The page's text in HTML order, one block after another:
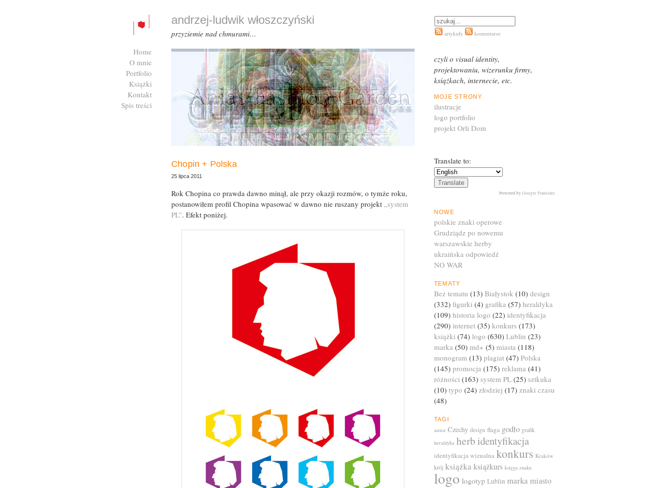
Chopin + Polska
25 lipca 2011
Rok Chopina co prawda dawno minął, ale przy okazji rozmów, o tymże roku,
postanowiłem profil Chopina wpasować w dawno nie ruszany projekt „system
PL”. Efekt poniżej.
Translate to:
Powered by Google Translate.
NOWE
polskie znaki operowe
Grudziądz po nowemu
warszawskie herby
ukraińska odpowiedź
NO WAR
TEMATY
Bez tematu (13) Białystok (10) design
(332) figurki (4) grafika (57) heraldyka
(109) historia logo (22) identyfikacja
(290) internet (35) konkurs (173)
książki (74) logo (630) Lublin (23)
marka (50) md+ (5) miasta (118)
monogram (13) plagiat (47) Polska
(145) promocja (175) reklama (41)
różności (163) system PL (25) sztkuka
(10) typo (24) złodziej (17) znaki czasu
(48)
TAGI
autor Czechy design flaga godło grafik
heraldyka herb identyfikacja
identyfikacja wizualna konkurs Kraków
krój książka książkurs księga znaku
logo logotyp Lublin marka miasto
andrzej-ludwik włoszczyński
przyziemie nad chmurami… artykuły komentarze
Home
O mnie
Portfolio
Książki
Kontakt
Spis treści
czyli o visual identity,
projektowaniu, wizerunku firmy,
książkach, internecie, etc.
MOJE STRONY
ilustracje
logo portfolio
projekt Orli Dom